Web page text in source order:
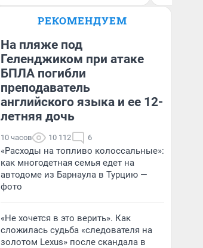
РЕКОМЕНДУЕМ
На пляже под
Геленджиком при атаке
БПЛА погибли
преподаватель
английского языка и ее 12-
летняя дочь
10 часов 10 112 6
«Расходы на топливо колоссальные»:
как многодетная семья едет на
автодоме из Барнаула в Турцию —
фото
«Не хочется в это верить». Как
сложилась судьба «следователя на
золотом Lexus» после скандала в